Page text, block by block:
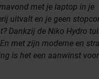
met je laptop in je
uitvalt en je geen
Dankzij de Niko Hydro
met zijn moderne en
is het een aanwinst